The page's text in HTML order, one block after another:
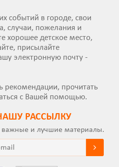
событий в городе, свои
случаи, пожелания и
хорошее детское место,
присылайте
электронную почту -
прочитать
с Вашей помощью.
РАССЫЛКУ
и лучшие материалы.